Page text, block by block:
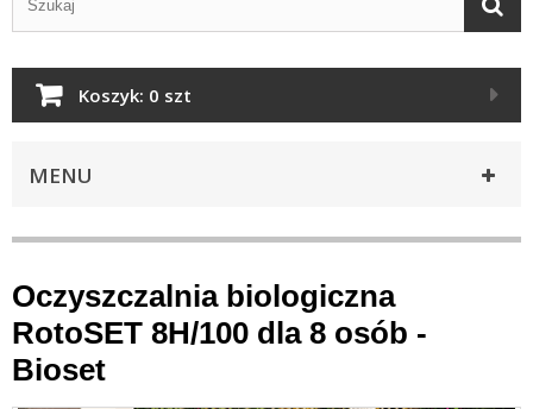
Koszyk: 0 szt
MENU
Oczyszczalnia biologiczna
RotoSET 8H/100 dla 8 osób -
Bioset